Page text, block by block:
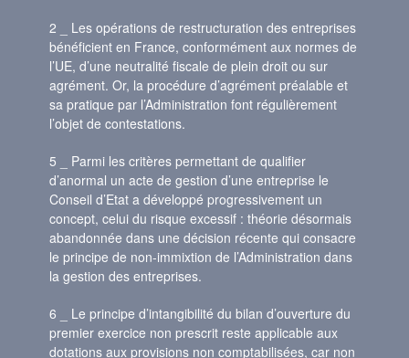
2 _ Les opérations de restructuration des entreprises
bénéficient en France, conformément aux normes de
l’UE, d’une neutralité fiscale de plein droit ou sur
agrément. Or, la procédure d’agrément préalable et
sa pratique par l’Administration font régulièrement
l’objet de contestations.
5 _ Parmi les critères permettant de qualifier
d’anormal un acte de gestion d’une entreprise le
Conseil d’Etat a développé progressivement un
concept, celui du risque excessif : théorie désormais
abandonnée dans une décision récente qui consacre
le principe de non-immixtion de l’Administration dans
la gestion des entreprises.
6 _ Le principe d’intangibilité du bilan d’ouverture du
premier exercice non prescrit reste applicable aux
dotations aux provisions non comptabilisées, car non